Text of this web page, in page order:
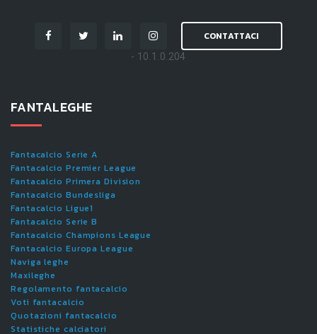
CONTATTACI
- 10.1.0.204
FANTALEGHE
Fantacalcio Serie A
Fantacalcio Premier League
Fantacalcio Primera Division
Fantacalcio Bundesliga
Fantacalcio Ligue1
Fantacalcio Serie B
Fantacalcio Champions League
Fantacalcio Europa League
Naviga leghe
Maxileghe
Regolamento fantacalcio
Voti fantacalcio
Quotazioni fantacalcio
Statistiche calciatori